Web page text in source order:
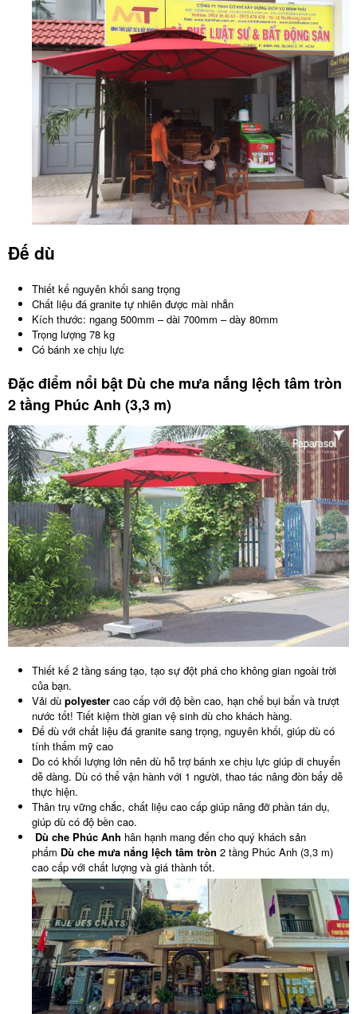
Đế dù
Thiết kế nguyên khối sang trọng
Chất liệu đá granite tự nhiên được mài nhẵn
Kích thước: ngang 500mm – dài 700mm – dày 80mm
Trọng lượng 78 kg
Có bánh xe chịu lực
Đặc điểm nổi bật Dù che mưa nắng lệch tâm tròn
2 tầng Phúc Anh (3,3 m)
Thiết kế 2 tầng sáng tạo, tạo sự đột phá cho không gian ngoài trời
của bạn.
Vải dù polyester cao cấp với độ bền cao, hạn chế bụi bẩn và trượt
nước tốt! Tiết kiệm thời gian vệ sinh dù cho khách hàng.
Đế dù với chất liệu đá granite sang trọng, nguyên khối, giúp dù có
tính thẩm mỹ cao
Do có khối lượng lớn nên dù hỗ trợ bánh xe chịu lực giúp di chuyển
dễ dàng. Dù có thể vận hành với 1 người, thao tác nâng đòn bẩy dễ
thực hiện.
Thân trụ vững chắc, chất liệu cao cấp giúp nâng đỡ phần tán dụ,
giúp dù có độ bền cao.
Dù che Phúc Anh hân hạnh mang đến cho quý khách sản
phẩm Dù che mưa nắng lệch tâm tròn 2 tầng Phúc Anh (3,3 m)
cao cấp với chất lượng và giá thành tốt.